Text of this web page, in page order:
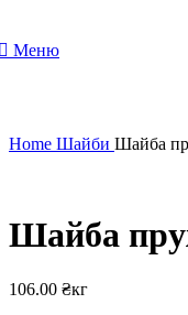
Меню
Home Шайби Шайба
Шайба
106.00 ₴кг